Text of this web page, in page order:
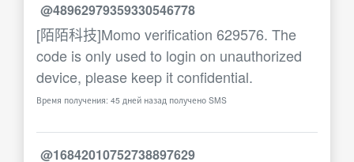
@48962979359330546778
[陌陌科技]Momo verification 629576. The
code is only used to login on unauthorized
device, please keep it confidential.
Время получения: 45 дней назад получено SMS
@16842010752738897629